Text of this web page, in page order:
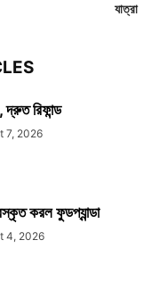
যাত্রা
দ্রুত রিফান্ড
7, 2026
করল ফুডপ্যান্ডা
4, 2026